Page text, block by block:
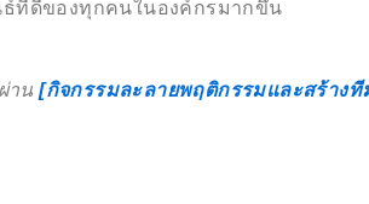
ธ์ที่ดีของทุกคนในองค์กรมากขึ้น
าน[กิจกรรมละลายพฤติกรรมและสร้าง